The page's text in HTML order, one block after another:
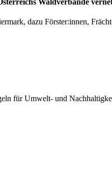
Waldverbände
dazu Förster:innen,
für Umwelt- und